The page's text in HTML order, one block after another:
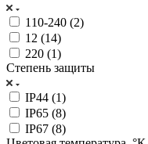
110-240 (2)
12 (14)
220 (1)
Степень защиты
IP44 (1)
IP65 (8)
IP67 (8)